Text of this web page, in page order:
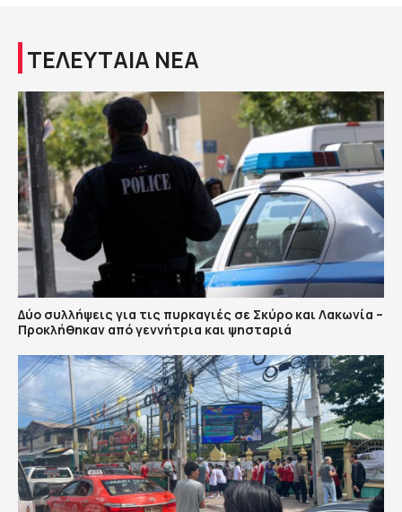
ΤΕΛΕΥΤΑΙΑ ΝΕΑ
Δύο συλλήψεις για τις πυρκαγιές σε Σκύρο και Λακωνία –
Προκλήθηκαν από γεννήτρια και ψησταριά